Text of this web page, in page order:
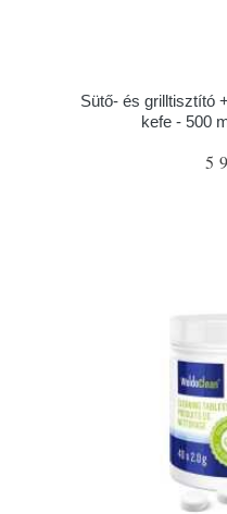
Sütő- és grilltisztító
kefe - 500
5